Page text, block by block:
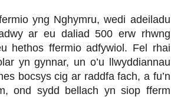
yng Nghymru, wedi adeiladu
ar eu daliad 500 erw rhwng
hethos ffermio adfywiol. Fel rhai
yn gynnar, un o’u llwyddiannau
bocsys cig ar raddfa fach, a fu’n
ond sydd bellach yn siop fferm